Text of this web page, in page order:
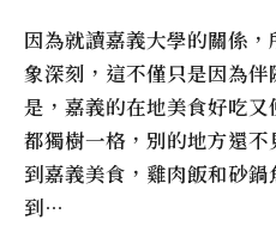
因為就讀嘉義大學的關係
象深刻，這不僅只是因為
是，嘉義的在地美食好吃
都獨樹一格，別的地方還
到嘉義美食，雞肉飯和砂
到…